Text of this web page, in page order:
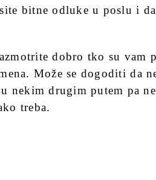
bitne odluke u poslu i
dobro tko su vam
Može se dogoditi da
nekim drugim putem pa
treba.